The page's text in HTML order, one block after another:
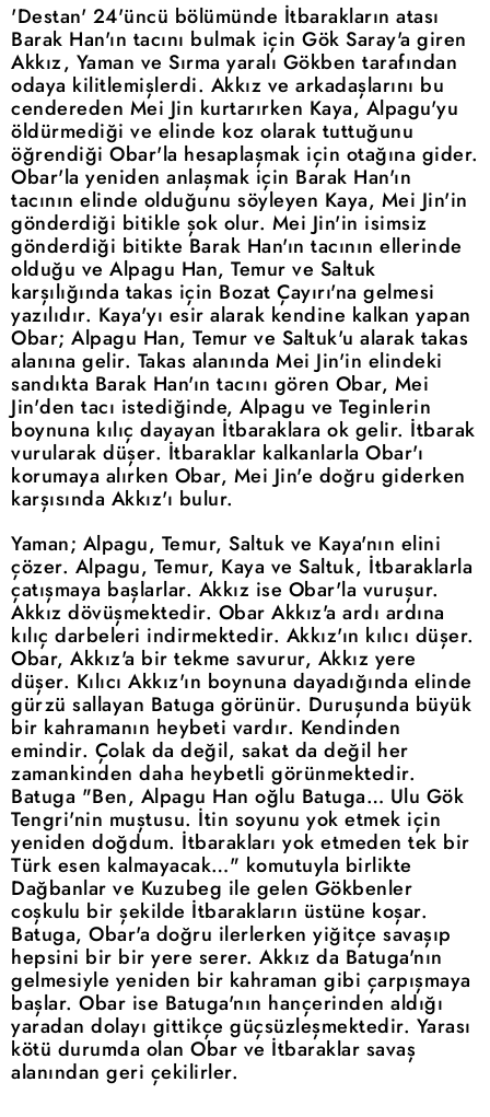
'Destan' 24'üncü bölümünde İtbarakların atası
Barak Han'ın tacını bulmak için Gök Saray'a giren
Akkız, Yaman ve Sırma yaralı Gökben tarafından
odaya kilitlemişlerdi. Akkız ve arkadaşlarını bu
cendereden Mei Jin kurtarırken Kaya, Alpagu'yu
öldürmediği ve elinde koz olarak tuttuğunu
öğrendiği Obar'la hesaplaşmak için otağına gider.
Obar'la yeniden anlaşmak için Barak Han'ın
tacının elinde olduğunu söyleyen Kaya, Mei Jin'in
gönderdiği bitikle şok olur. Mei Jin'in isimsiz
gönderdiği bitikte Barak Han'ın tacının ellerinde
olduğu ve Alpagu Han, Temur ve Saltuk
karşılığında takas için Bozat Çayırı'na gelmesi
yazılıdır. Kaya'yı esir alarak kendine kalkan yapan
Obar; Alpagu Han, Temur ve Saltuk'u alarak takas
alanına gelir. Takas alanında Mei Jin'in elindeki
sandıkta Barak Han'ın tacını gören Obar, Mei
Jin'den tacı istediğinde, Alpagu ve Teginlerin
boynuna kılıç dayayan İtbaraklara ok gelir. İtbarak
vurularak düşer. İtbaraklar kalkanlarla Obar'ı
korumaya alırken Obar, Mei Jin'e doğru giderken
karşısında Akkız'ı bulur.
Yaman; Alpagu, Temur, Saltuk ve Kaya'nın elini
çözer. Alpagu, Temur, Kaya ve Saltuk, İtbaraklarla
çatışmaya başlarlar. Akkız ise Obar'la vuruşur.
Akkız dövüşmektedir. Obar Akkız'a ardı ardına
kılıç darbeleri indirmektedir. Akkız'ın kılıcı düşer.
Obar, Akkız'a bir tekme savurur, Akkız yere
düşer. Kılıcı Akkız'ın boynuna dayadığında elinde
gürzü sallayan Batuga görünür. Duruşunda büyük
bir kahramanın heybeti vardır. Kendinden
emindir. Çolak da değil, sakat da değil her
zamankinden daha heybetli görünmektedir.
Batuga "Ben, Alpagu Han oğlu Batuga… Ulu Gök
Tengri'nin muştusu. İtin soyunu yok etmek için
yeniden doğdum. İtbarakları yok etmeden tek bir
Türk esen kalmayacak…" komutuyla birlikte
Dağbanlar ve Kuzubeg ile gelen Gökbenler
coşkulu bir şekilde İtbarakların üstüne koşar.
Batuga, Obar'a doğru ilerlerken yiğitçe savaşıp
hepsini bir bir yere serer. Akkız da Batuga'nın
gelmesiyle yeniden bir kahraman gibi çarpışmaya
başlar. Obar ise Batuga'nın hançerinden aldığı
yaradan dolayı gittikçe güçsüzleşmektedir. Yarası
kötü durumda olan Obar ve İtbaraklar savaş
alanından geri çekilirler.